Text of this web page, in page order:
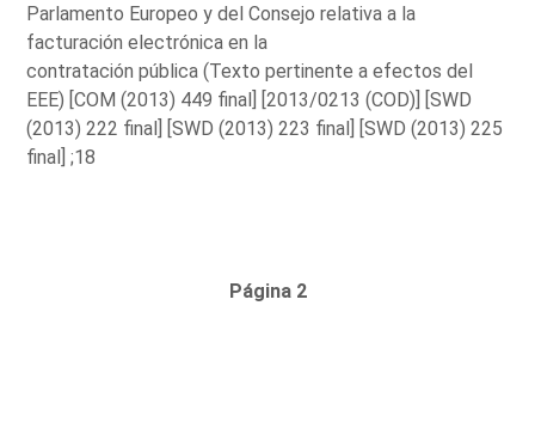
Parlamento Europeo y del Consejo relativa a la
facturación electrónica en la
contratación pública (Texto pertinente a efectos del
EEE) [COM (2013) 449 final] [2013/0213 (COD)] [SWD
(2013) 222 final] [SWD (2013) 223 final] [SWD (2013) 225
final] ;18
Página 2